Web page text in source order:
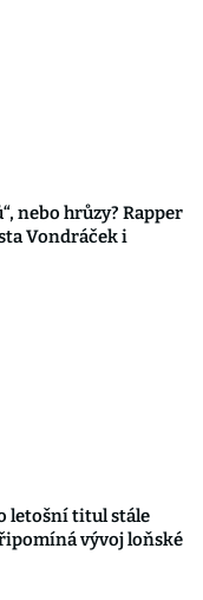
nebo hrůzy? Rapper
Vondráček i
letošní titul stále
vývoj loňské